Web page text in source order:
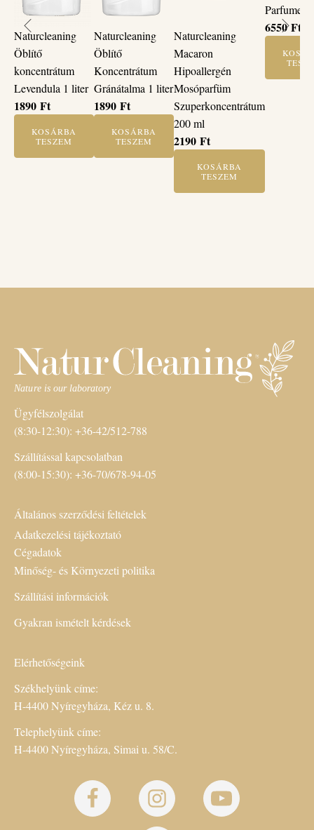
Naturcleaning
Öblítő
koncentrátum
Levendula 1 liter
1890 Ft
KOSÁRBA
TESZEM
Naturcleaning
Öblítő
Koncentrátum
Gránátalma 1 liter
1890 Ft
KOSÁRBA
TESZEM
Naturcleaning
Macaron
Hipoallergén
Mosóparfüm
Szuperkoncentrátum
200 ml
2190 Ft
KOSÁRBA
TESZEM
6550Ft
Ügyfélszolgálat
(8:30-12:30): +36-42/512-788
Szállítással kapcsolatban
(8:00-15:30): +36-70/678-94-05
Általános szerződési feltételek
Adatkezelési tájékoztató
Cégadatok
Minőség- és Környezeti politika
Szállítási információk
Gyakran ismételt kérdések
Elérhetőségeink
Székhelyünk címe:
H-4400 Nyíregyháza, Kéz u. 8.
Telephelyünk címe:
H-4400 Nyíregyháza, Simai u. 58/C.